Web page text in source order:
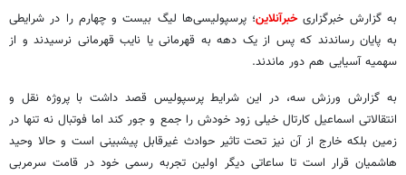
به گزارش خبرگزاریخبرآنلاین؛ پرسپولیسی‌ها لیگ بیست و چهارم را در شرایطی
به پایان رساندند که پس از یک دهه به قهرمانی یا نایب قهرمانی نرسیدند و از
سهمیه آسیایی هم دور ماندند.
به گزارش ورزش سه، در این شرایط پرسپولیس قصد داشت با پروژه نقل و
انتقالاتی اسماعیل کارتال خیلی زود خودش را جمع و جور کند اما فوتبال نه تنها در
زمین بلکه خارج از آن نیز تحت تاثیر حوادث غیرقابل پیشبینی است و حالا وحید
هاشمیان قرار است تا ساعاتی دیگر اولین تجربه رسمی خود در قامت سرمربی